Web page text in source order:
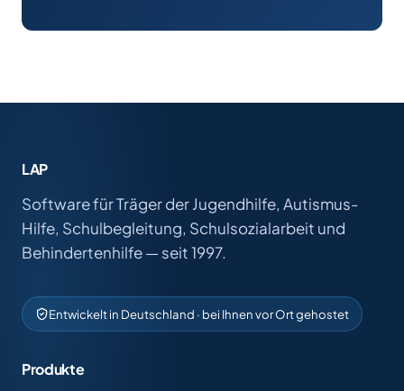
LAP
Software für Träger der Jugendhilfe, Autismus-
Hilfe, Schulbegleitung, Schulsozialarbeit und
Behindertenhilfe — seit 1997.
Entwickelt in Deutschland · bei Ihnen vor Ort gehostet
Produkte